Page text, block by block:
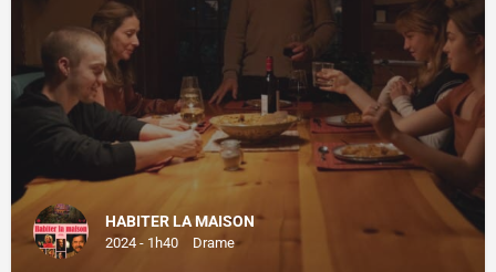
HABITER LA MAISON
2024 - 1h40 Drame